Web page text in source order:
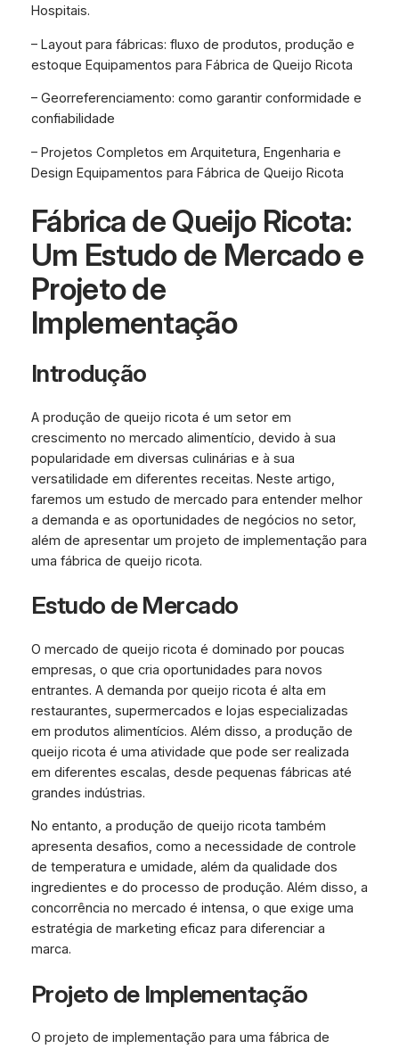
Hospitais.
– Layout para fábricas: fluxo de produtos, produção e
estoque Equipamentos para Fábrica de Queijo Ricota
– Georreferenciamento: como garantir conformidade e
confiabilidade
– Projetos Completos em Arquitetura, Engenharia e
Design Equipamentos para Fábrica de Queijo Ricota
Fábrica de Queijo Ricota:
Um Estudo de Mercado e
Projeto de
Implementação
Introdução
A produção de queijo ricota é um setor em
crescimento no mercado alimentício, devido à sua
popularidade em diversas culinárias e à sua
versatilidade em diferentes receitas. Neste artigo,
faremos um estudo de mercado para entender melhor
a demanda e as oportunidades de negócios no setor,
além de apresentar um projeto de implementação para
uma fábrica de queijo ricota.
Estudo de Mercado
O mercado de queijo ricota é dominado por poucas
empresas, o que cria oportunidades para novos
entrantes. A demanda por queijo ricota é alta em
restaurantes, supermercados e lojas especializadas
em produtos alimentícios. Além disso, a produção de
queijo ricota é uma atividade que pode ser realizada
em diferentes escalas, desde pequenas fábricas até
grandes indústrias.
No entanto, a produção de queijo ricota também
apresenta desafios, como a necessidade de controle
de temperatura e umidade, além da qualidade dos
ingredientes e do processo de produção. Além disso, a
concorrência no mercado é intensa, o que exige uma
estratégia de marketing eficaz para diferenciar a
marca.
Projeto de Implementação
O projeto de implementação para uma fábrica de